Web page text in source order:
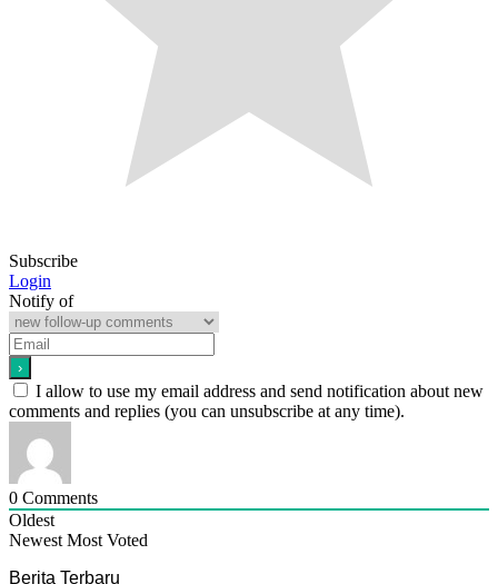
Subscribe
Login
Notify of
I allow to use my email address and send notification about new
comments and replies (you can unsubscribe at any time).
0 Comments
Oldest
Newest Most Voted
Berita Terbaru